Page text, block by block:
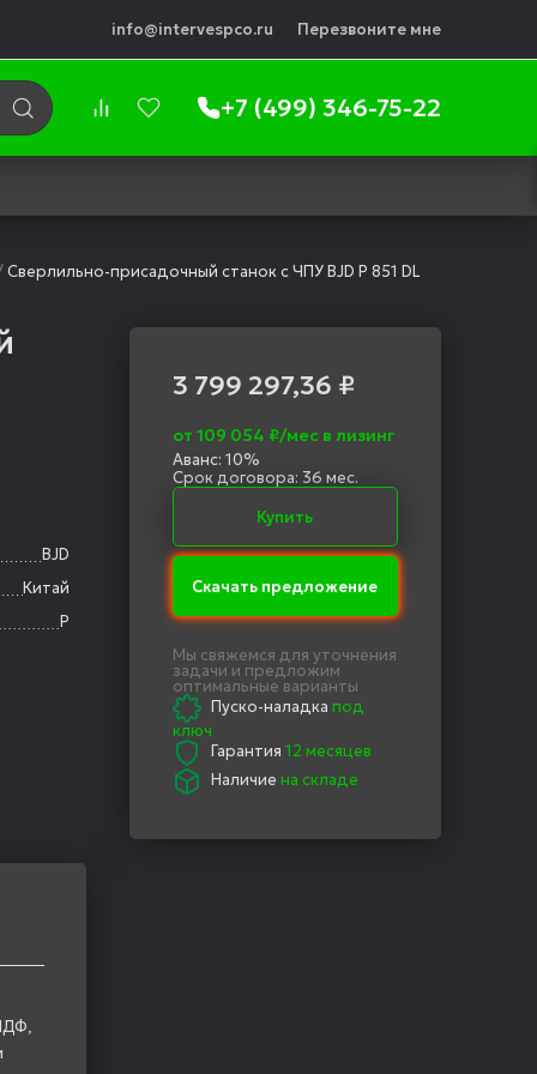
info@intervespco.ru Перезвоните мне
+7 (499) 346-75-22
Сверлильно-присадочный станок с ЧПУ BJD P 851 DL
BJD
Китай
P
3 799 297,36 ₽
от 109 054 ₽/мес в лизинг
Аванс: 10%
Срок договора: 36 мес.
Купить
Скачать предложение
Мы свяжемся для уточнения
задачи и предложим
оптимальные варианты
Пуско-наладка под
ключ
Гарантия 12 месяцев
Наличие на складе